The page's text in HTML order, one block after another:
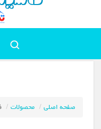
صفحه اصلی محصولات